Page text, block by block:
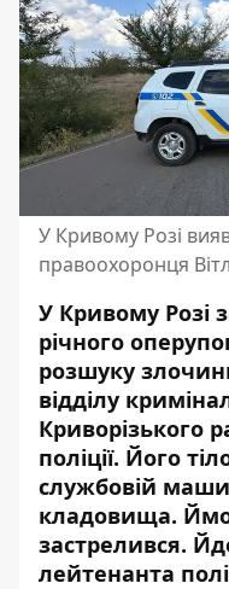
У Кривому Розі
правоохоронця
У Кривому
річного
розшуку
відділу
Криворізького
поліції. Його
службовій
кладовища.
застрелився.
лейтенанта